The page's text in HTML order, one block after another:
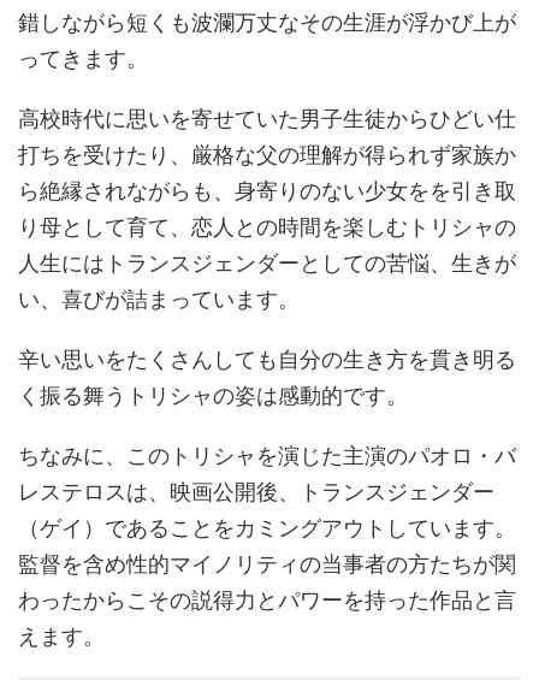
錯しながら短くも波瀾万丈なその生涯が浮かび上が
ってきます。
高校時代に思いを寄せていた男子生徒からひどい仕
打ちを受けたり、厳格な父の理解が得られず家族か
ら絶縁されながらも、身寄りのない少女をを引き取
り母として育て、恋人との時間を楽しむトリシャの
人生にはトランスジェンダーとしての苦悩、生きが
い、喜びが詰まっています。
辛い思いをたくさんしても自分の生き方を貫き明る
く振る舞うトリシャの姿は感動的です。
ちなみに、このトリシャを演じた主演のパオロ・バ
レステロスは、映画公開後、トランスジェンダー
（ゲイ）であることをカミングアウトしています。
監督を含め性的マイノリティの当事者の方たちが関
わったからこその説得力とパワーを持った作品と言
えます。